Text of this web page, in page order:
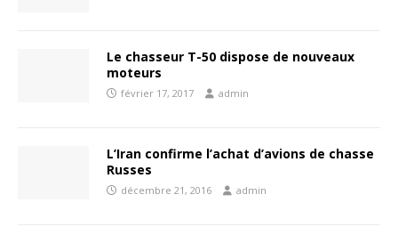
Le chasseur T-50 dispose de nouveaux
moteurs
février 17, 2017 admin
L’Iran confirme l’achat d’avions de chasse
Russes
décembre 21, 2016 admin